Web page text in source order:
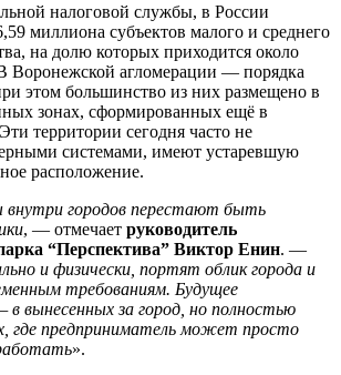
налоговой службы, в России
миллиона субъектов малого и среднего
на долю которых приходится около
Воронежской агломерации — порядка
этом большинство из них размещено в
зонах, сформированных ещё в
территории сегодня часто не
системами, имеют устаревшую
расположение.
городов перестают быть
, — отмечает руководитель
“Перспектива” Виктор Енин. —
и физически, портят облик города и
требованиям. Будущее
вынесенных за город, но полностью
где предприниматель может просто
».